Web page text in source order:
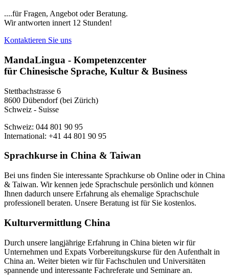
....für Fragen, Angebot oder Beratung.
Wir antworten innert 12 Stunden!
Kontaktieren Sie uns
MandaLingua - Kompetenzcenter
für Chinesische Sprache, Kultur & Business
Stettbachstrasse 6
8600 Dübendorf (bei Zürich)
Schweiz - Suisse
Schweiz: 044 801 90 95
International: +41 44 801 90 95
Sprachkurse in China & Taiwan
Bei uns finden Sie interessante Sprachkurse ob Online oder in China
& Taiwan. Wir kennen jede Sprachschule persönlich und können
Ihnen dadurch unsere Erfahrung als ehemalige Sprachschule
professionell beraten. Unsere Beratung ist für Sie kostenlos.
Kulturvermittlung China
Durch unsere langjährige Erfahrung in China bieten wir für
Unternehmen und Expats Vorbereitungskurse für den Aufenthalt in
China an. Weiter bieten wir für Fachschulen und Universitäten
spannende und interessante Fachreferate und Seminare an.